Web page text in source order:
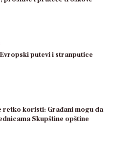
putevi i stranputice
retko koristi: Građani mogu da
Skupštine opštine